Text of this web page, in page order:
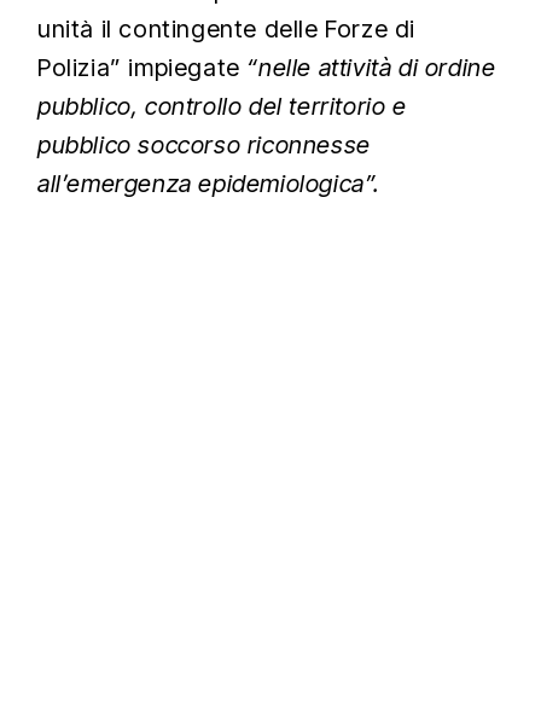
unità il contingente delle Forze di
Polizia” impiegate “nelle attività di ordine
pubblico, controllo del territorio e
pubblico soccorso riconnesse
all’emergenza epidemiologica”.